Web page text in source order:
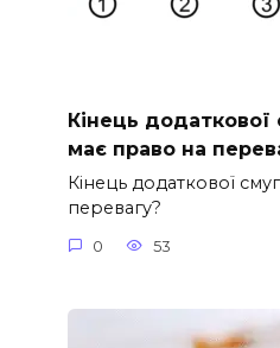
Кінець додаткової
має право на
Кінець додаткової
перевагу?
0 53